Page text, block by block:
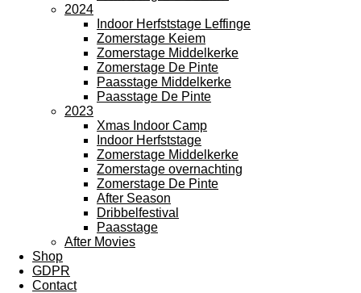
2024
Indoor Herfststage Leffinge
Zomerstage Keiem
Zomerstage Middelkerke
Zomerstage De Pinte
Paasstage Middelkerke
Paasstage De Pinte
2023
Xmas Indoor Camp
Indoor Herfststage
Zomerstage Middelkerke
Zomerstage overnachting
Zomerstage De Pinte
After Season
Dribbelfestival
Paasstage
After Movies
Shop
GDPR
Contact